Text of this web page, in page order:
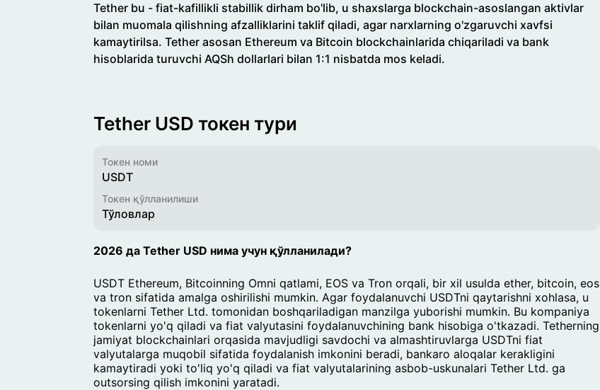
Tether bu - fiat-kafillikli stabillik dirham bo'lib, u shaxslarga blockchain-asoslangan aktivlar
bilan muomala qilishning afzalliklarini taklif qiladi, agar narxlarning o'zgaruvchi xavfsi
kamaytirilsa. Tether asosan Ethereum va Bitcoin blockchainlarida chiqariladi va bank
hisoblarida turuvchi AQSh dollarlari bilan 1:1 nisbatda mos keladi.
Tether USD токен тури
Токен номи
USDT
Токен қўлланилиши
Тўловлар
2026 да Tether USD нима учун қўлланилади?
USDT Ethereum, Bitcoinning Omni qatlami, EOS va Tron orqali, bir xil usulda ether, bitcoin, eos
va tron sifatida amalga oshirilishi mumkin. Agar foydalanuvchi USDTni qaytarishni xohlasa, u
tokenlarni Tether Ltd. tomonidan boshqariladigan manzilga yuborishi mumkin. Bu kompaniya
tokenlarni yo'q qiladi va fiat valyutasini foydalanuvchining bank hisobiga o'tkazadi. Tetherning
jamiyat blockchainlari orqasida mavjudligi savdochi va almashtiruvlarga USDTni fiat
valyutalarga muqobil sifatida foydalanish imkonini beradi, bankaro aloqalar kerakligini
kamaytiradi yoki to'liq yo'q qiladi va fiat valyutalarining asbob-uskunalari Tether Ltd. ga
outsorsing qilish imkonini yaratadi.